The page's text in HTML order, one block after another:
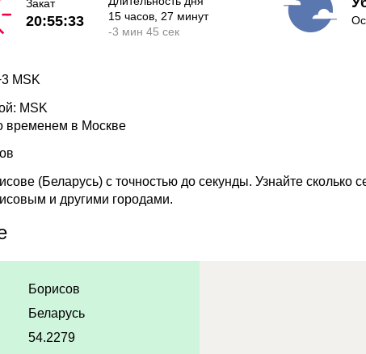
Закат
20:55:33
15 часов, 27 минут
-3 мин 45 сек
MSK
MSK
временем в Москве
(Беларусь) с точностью до секунды. Узнайте сколько
и другими городами.
Борисов
Беларусь
54.2279